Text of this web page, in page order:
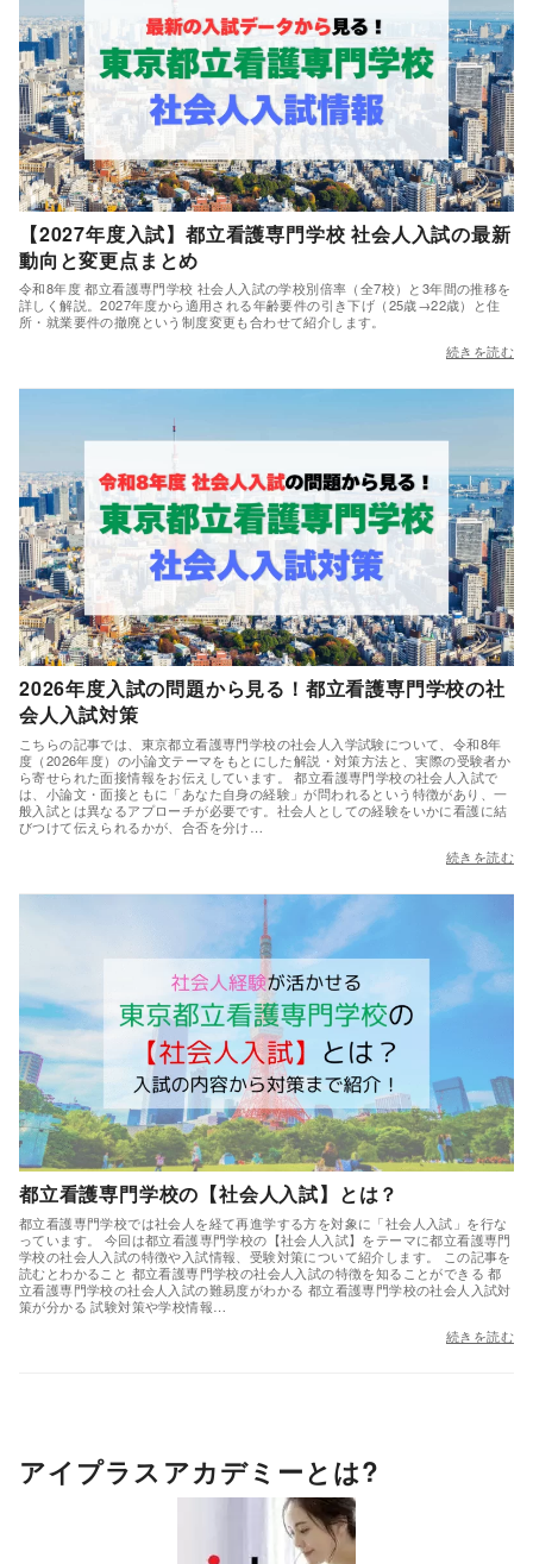
【2027年度入試】都立看護専門学校 社会人入試の最新
動向と変更点まとめ
令和8年度 都立看護専門学校 社会人入試の学校別倍率（全7校）と3年間の推移を
詳しく解説。2027年度から適用される年齢要件の引き下げ（25歳→22歳）と住
所・就業要件の撤廃という制度変更も合わせて紹介します。
続きを読む
2026年度入試の問題から見る！都立看護専門学校の社
会人入試対策
こちらの記事では、東京都立看護専門学校の社会人入学試験について、令和8年
度（2026年度）の小論文テーマをもとにした解説・対策方法と、実際の受験者か
ら寄せられた面接情報をお伝えしています。 都立看護専門学校の社会人入試で
は、小論文・面接ともに「あなた自身の経験」が問われるという特徴があり、一
般入試とは異なるアプローチが必要です。社会人としての経験をいかに看護に結
びつけて伝えられるかが、合否を分け…
続きを読む
都立看護専門学校の【社会人入試】とは？
都立看護専門学校では社会人を経て再進学する方を対象に「社会人入試」を行な
っています。 今回は都立看護専門学校の【社会人入試】をテーマに都立看護専門
学校の社会人入試の特徴や入試情報、受験対策について紹介します。 この記事を
読むとわかること 都立看護専門学校の社会人入試の特徴を知ることができる 都
立看護専門学校の社会人入試の難易度がわかる 都立看護専門学校の社会人入試対
策が分かる 試験対策や学校情報…
続きを読む
アイプラスアカデミーとは?